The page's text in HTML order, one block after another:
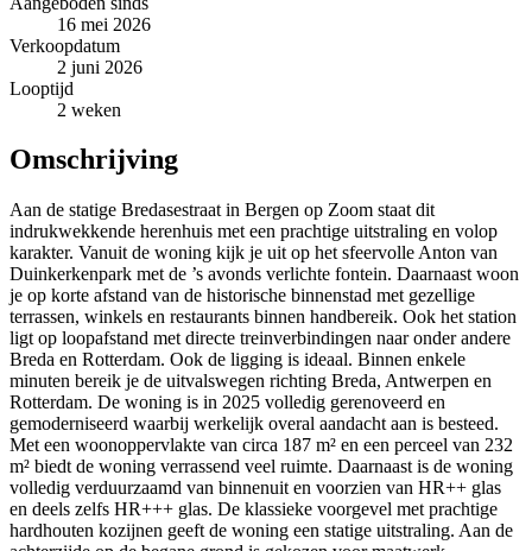
16 mei 2026
Verkoopdatum
2 juni 2026
Looptijd
2 weken
Omschrijving
Aan de statige Bredasestraat in Bergen op Zoom staat dit
indrukwekkende herenhuis met een prachtige uitstraling en volop
karakter. Vanuit de woning kijk je uit op het sfeervolle Anton van
Duinkerkenpark met de ’s avonds verlichte fontein. Daarnaast woon
je op korte afstand van de historische binnenstad met gezellige
terrassen, winkels en restaurants binnen handbereik. Ook het station
ligt op loopafstand met directe treinverbindingen naar onder andere
Breda en Rotterdam. Ook de ligging is ideaal. Binnen enkele
minuten bereik je de uitvalswegen richting Breda, Antwerpen en
Rotterdam. De woning is in 2025 volledig gerenoveerd en
gemoderniseerd waarbij werkelijk overal aandacht aan is besteed.
Met een woonoppervlakte van circa 187 m² en een perceel van 232
m² biedt de woning verrassend veel ruimte. Daarnaast is de woning
volledig verduurzaamd van binnenuit en voorzien van HR++ glas
en deels zelfs HR+++ glas. De klassieke voorgevel met prachtige
hardhouten kozijnen geeft de woning een statige uitstraling. Aan de